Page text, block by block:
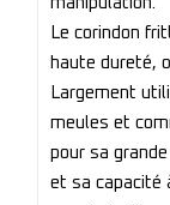
Le corindon
haute dureté,
Largement
meules et
pour sa
et sa capacité